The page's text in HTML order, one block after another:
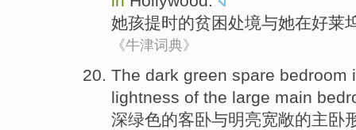
她孩提时的贫困处境与她在好莱
《牛津词典》
The dark green spare bedroom
lightness of the large main
深绿色的客卧与明亮宽敞的主 卧